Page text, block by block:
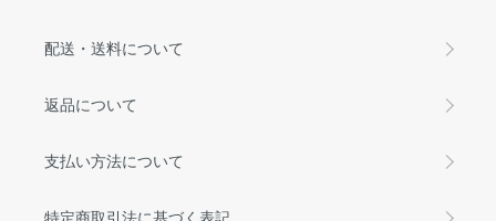
配送・送料について
返品について
支払い方法について
特定商取引法に基づく表記